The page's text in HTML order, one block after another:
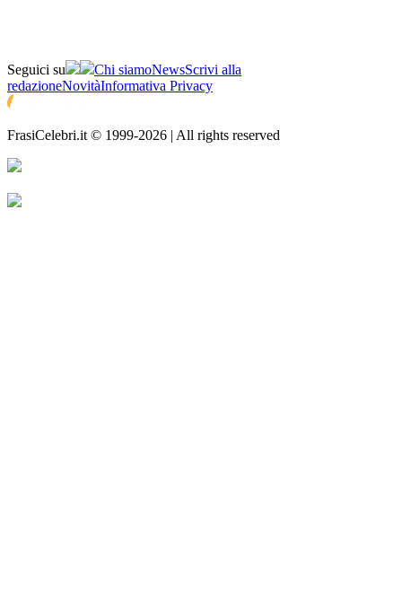
Seguici su Chi siamoNewsScrivi alla
redazioneNovitàInformativa Privacy
FrasiCelebri.it © 1999-2026 | All rights reserved